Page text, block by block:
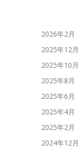
2026年2月
2025年12月
2025年10月
2025年8月
2025年6月
2025年4月
2025年2月
2024年12月